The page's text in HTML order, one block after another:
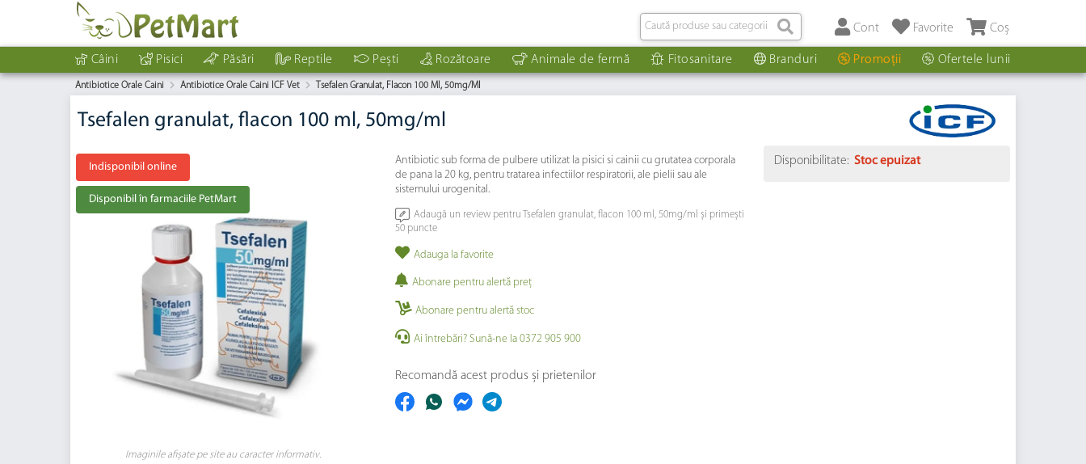
Coș
Favorite
Cont
Câini Pisici Păsări Reptile Pești Rozătoare Animale de fermă Fitosanitare Branduri Promoții Ofertele lunii
Antibiotice Orale Caini Antibiotice Orale Caini ICF Vet Tsefalen Granulat, Flacon 100 Ml, 50mg/ml
Tsefalen granulat, flacon 100 ml, 50mg/ml
Indisponibil online
Disponibil în farmaciile PetMart
Imaginile afișate pe site au caracter informativ.
Disponibilitate: Stoc epuizat
Antibiotic sub forma de pulbere utilizat la pisici si cainii cu grutatea corporala
de pana la 20 kg, pentru tratarea infectiilor respiratorii, ale pielii sau ale
sistemului urogenital.
Adaugă un review pentru Tsefalen granulat, flacon 100 ml, 50mg/ml și primești
50 puncte
Adauga la favorite
Abonare pentru alertă preţ
Abonare pentru alertă stoc
Ai întrebări? Sună-ne la 0372 905 900
Recomandă acest produs și prietenilor